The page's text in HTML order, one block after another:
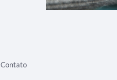
Contato